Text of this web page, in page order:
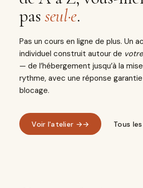
passeul·e.
Pas un cours en ligne de plus. Un
individuel construit autour de
— de l’hébergement jusqu’à la
rythme, avec une réponse
blocage.
Voir l'atelier →→ Tous